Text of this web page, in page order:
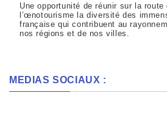
Une opportunité de réunir sur la
l’œnotourisme la diversité des
française qui contribuent au
nos régions et de nos villes.
MEDIAS SOCIAUX :